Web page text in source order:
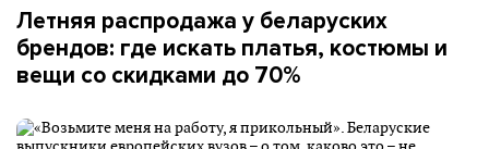
Летняя распродажа у беларуских
брендов: где искать платья, костюмы и
вещи со скидками до 70%